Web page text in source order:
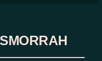
SMORRAH